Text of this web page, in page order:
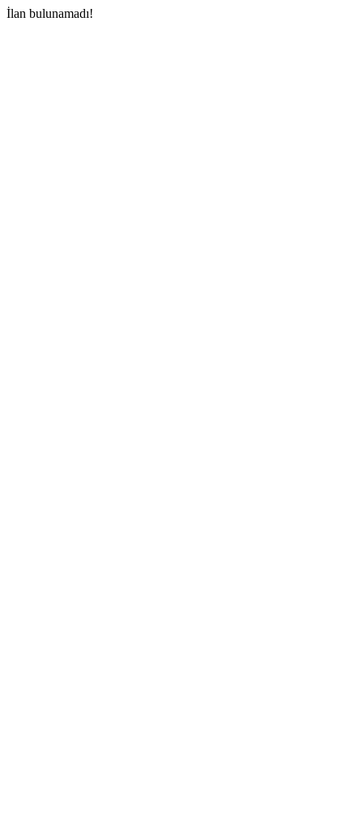
İlan bulunamadı!